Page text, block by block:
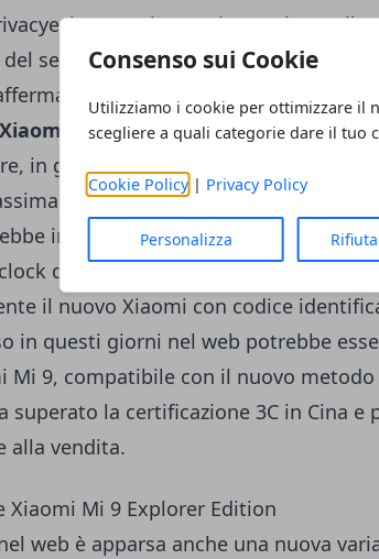
Consenso sui Cookie
Utilizziamo i cookie per ottimizzare il
scegliere a quali categorie dare il tuo
Cookie Policy| Privacy Policy
Personalizza
caption] In base alla
settore mobile, il Media Senior
che il potente smartphone
Xiaomi Mi 9sarà dotato di una
in grado di scattare dell ottime foto e
risoluzione disponibile. Entrando
integrare il processore
di 2,84 GHz ed una scheda grafica
il nuovo Xiaomi con codice
in questi giorni nel web potrebbe
Mi 9, compatibile con il nuovo
superato la certificazione 3C in Cina e
alla vendita.
Xiaomi Mi 9 Explorer Edition
web è apparsa anche una nuova